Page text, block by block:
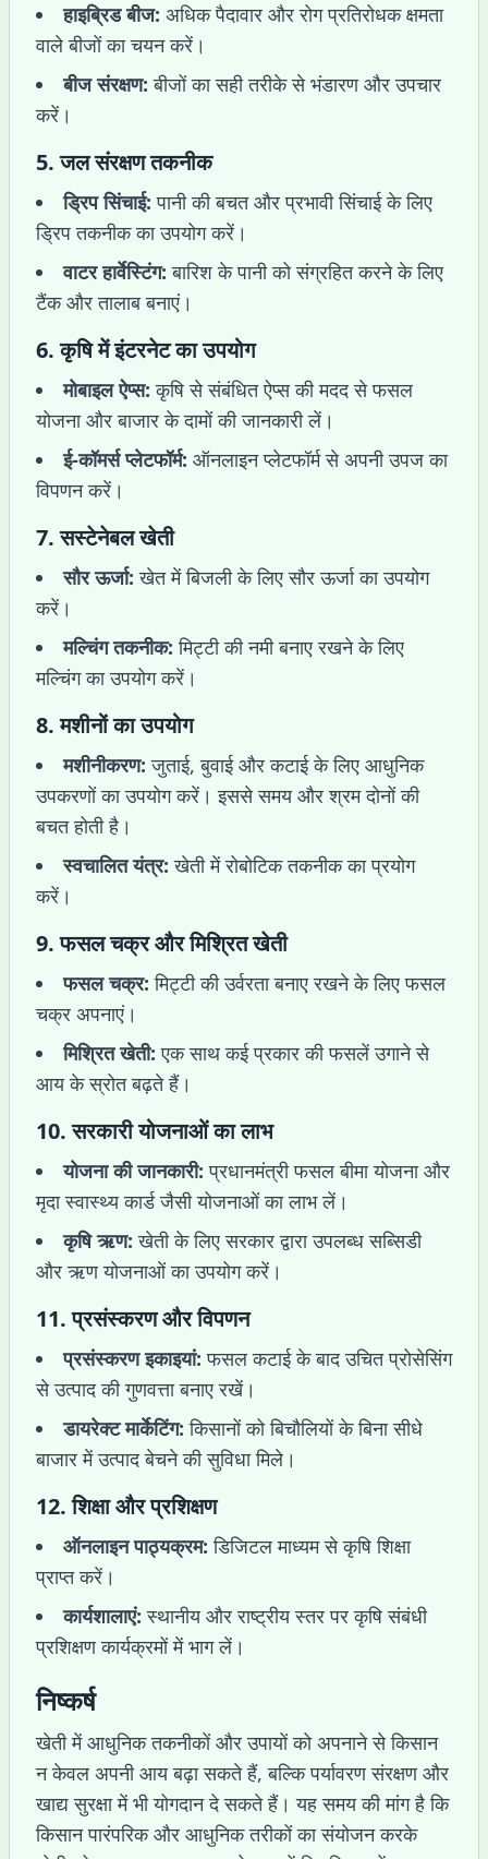
हाइब्रिड बीज: अधिक पैदावार और रोग प्रतिरोधक क्षमता
वाले बीजों का चयन करें।
बीज संरक्षण: बीजों का सही तरीके से भंडारण और उपचार
करें।
5.जल संरक्षण तकनीक
ड्रिप सिंचाई: पानी की बचत और प्रभावी सिंचाई के लिए
ड्रिप तकनीक का उपयोग करें।
वाटर हार्वेस्टिंग: बारिश के पानी को संग्रहित करने के लिए
टैंक और तालाब बनाएं।
6.कृषि में इंटरनेट का उपयोग
मोबाइल ऐप्स: कृषि से संबंधित ऐप्स की मदद से फसल
योजना और बाजार के दामों की जानकारी लें।
ई-कॉमर्स प्लेटफॉर्म: ऑनलाइन प्लेटफॉर्म से अपनी उपज का
विपणन करें।
7.सस्टेनेबल खेती
सौर ऊर्जा: खेत में बिजली के लिए सौर ऊर्जा का उपयोग
करें।
मल्चिंग तकनीक: मिट्टी की नमी बनाए रखने के लिए
मल्चिंग का उपयोग करें।
8.मशीनों का उपयोग
मशीनीकरण: जुताई, बुवाई और कटाई के लिए आधुनिक
उपकरणों का उपयोग करें। इससे समय और श्रम दोनों की
बचत होती है।
स्वचालित यंत्र: खेती में रोबोटिक तकनीक का प्रयोग
करें।
9.फसल चक्र और मिश्रित खेती
फसल चक्र: मिट्टी की उर्वरता बनाए रखने के लिए फसल
चक्र अपनाएं।
मिश्रित खेती: एक साथ कई प्रकार की फसलें उगाने से
आय के स्रोत बढ़ते हैं।
10.सरकारी योजनाओं का लाभ
योजना की जानकारी: प्रधानमंत्री फसल बीमा योजना और
मृदा स्वास्थ्य कार्ड जैसी योजनाओं का लाभ लें।
कृषि ऋण: खेती के लिए सरकार द्वारा उपलब्ध सब्सिडी
और ऋण योजनाओं का उपयोग करें।
11.प्रसंस्करण और विपणन
प्रसंस्करण इकाइयां: फसल कटाई के बाद उचित प्रोसेसिंग
से उत्पाद की गुणवत्ता बनाए रखें।
डायरेक्ट मार्केटिंग: किसानों को बिचौलियों के बिना सीधे
बाजार में उत्पाद बेचने की सुविधा मिले।
12.शिक्षा और प्रशिक्षण
ऑनलाइन पाठ्यक्रम: डिजिटल माध्यम से कृषि शिक्षा
प्राप्त करें।
कार्यशालाएं: स्थानीय और राष्ट्रीय स्तर पर कृषि संबंधी
प्रशिक्षण कार्यक्रमों में भाग लें।
निष्कर्ष
खेती में आधुनिक तकनीकों और उपायों को अपनाने से किसान
न केवल अपनी आय बढ़ा सकते हैं, बल्कि पर्यावरण संरक्षण और
खाद्य सुरक्षा में भी योगदान दे सकते हैं। यह समय की मांग है कि
किसान पारंपरिक और आधुनिक तरीकों का संयोजन करके